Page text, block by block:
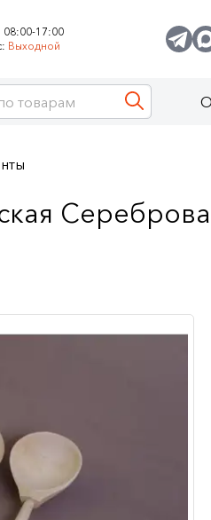
08:00-17:00
Выходной